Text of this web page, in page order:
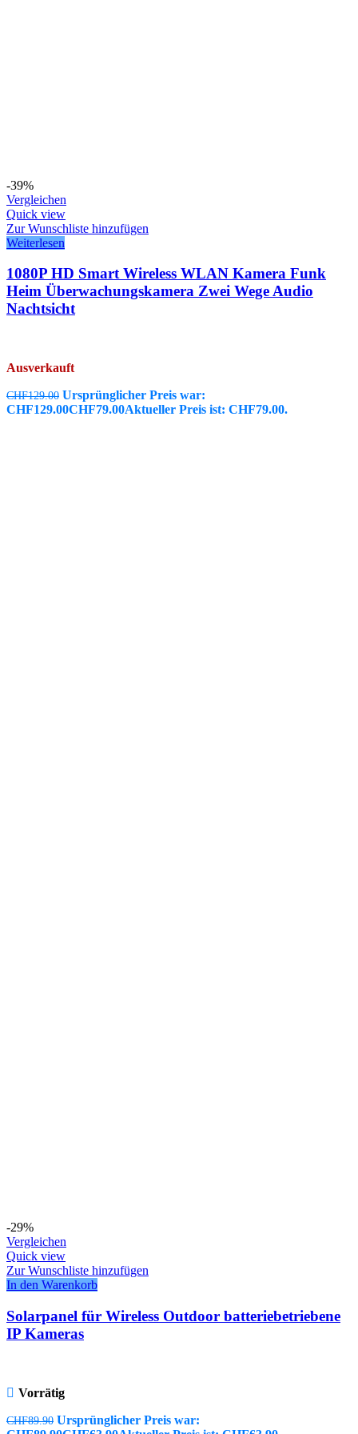
-39%
Vergleichen
Quick view
Zur Wunschliste hinzufügen
Weiterlesen
1080P HD Smart Wireless WLAN Kamera Funk
Heim Überwachungskamera Zwei Wege Audio
Nachtsicht
Ausverkauft
CHF129.00 Ursprünglicher Preis war:
CHF129.00CHF79.00Aktueller Preis ist: CHF79.00.
-29%
Vergleichen
Quick view
Zur Wunschliste hinzufügen
In den Warenkorb
Solarpanel für Wireless Outdoor batteriebetriebene
IP Kameras
Vorrätig
CHF89.90 Ursprünglicher Preis war: